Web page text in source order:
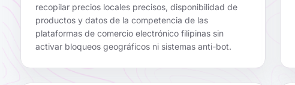
recopilar precios locales precisos, disponibilidad de
productos y datos de la competencia de las
plataformas de comercio electrónico filipinas sin
activar bloqueos geográficos ni sistemas anti-bot.